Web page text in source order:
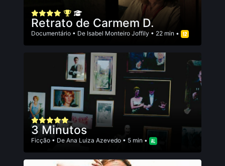
Retrato de Carmem D.
Documentário • De Isabel Monteiro Joffily • 22 min •
3 Minutos
Ficção • De Ana Luiza Azevedo • 5 min •